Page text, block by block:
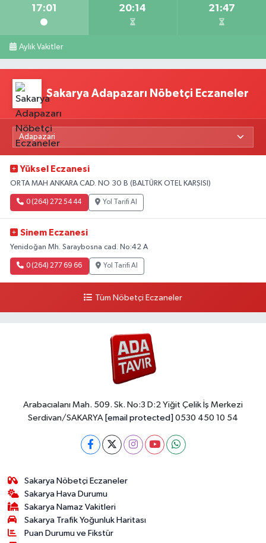
17:01 20:14 21:47
Aylık Vakitler
Sakarya Adapazarı Nöbetçi Eczaneler
Yüksel Eczanesi
ORTA MAH ANKARA CAD. NO 30 B (BALTÜRK OTEL KARŞISI)
0 (264) 272 54 44 Yol Tarifi Al
Sinem Eczanesi
Yenidoğan Mh. Saraybosna cad. No:42 A
0 (264) 277 69 66 Yol Tarifi Al
Tüm Nöbetçi Eczaneler
Arabacıalanı Mah. 509. Sk. No:3 D:2 Yiğit Çelik İş Merkezi
Serdivan/SAKARYA [email protected] 0530 450 10 54
Sakarya Nöbetçi Eczaneler
Sakarya Hava Durumu
Sakarya Namaz Vakitleri
Sakarya Trafik Yoğunluk Haritası
Puan Durumu ve Fikstür